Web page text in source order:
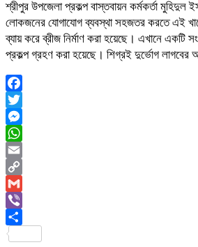
শ্রীপুর উপজেলা প্রকল্প বাস্তবায়ন কর্মকর্তা মুহিদুল
লোকজনের যোগাযোগ ব্যবস্থা সহজতর করতে এই
ব্যায় করে ব্রীজ নির্মাণ করা হয়েছে। এখানে একটি
প্রকল্প গ্রহণ করা হয়েছে। শিগ্রই দুর্ভোগ লাগবের
Facebook
Twitter
Messenger
WhatsApp
Email
Copy
Link
Gmail
Viber